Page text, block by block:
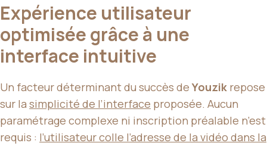
Expérience utilisateur
optimisée grâce à une
interface intuitive
Un facteur déterminant du succès de Youzik repose
sur la simplicité de l’interface proposée. Aucun
paramétrage complexe ni inscription préalable n’est
requis : l’utilisateur colle l’adresse de la vidéo dans la